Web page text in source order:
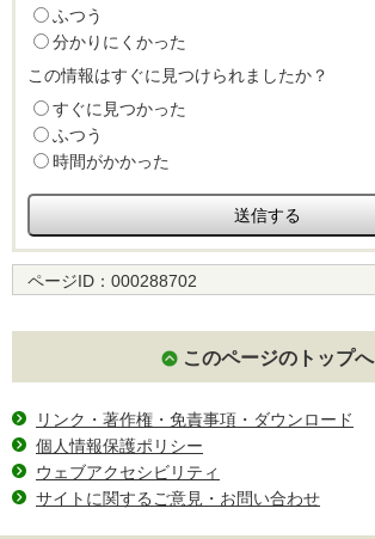
ふつう
分かりにくかった
この情報はすぐに見つけられましたか？
すぐに見つかった
ふつう
時間がかかった
ページID： 000288702
このページのトップへ
リンク・著作権・免責事項・ダウンロード
個人情報保護ポリシー
ウェブアクセシビリティ
サイトに関するご意見・お問い合わせ